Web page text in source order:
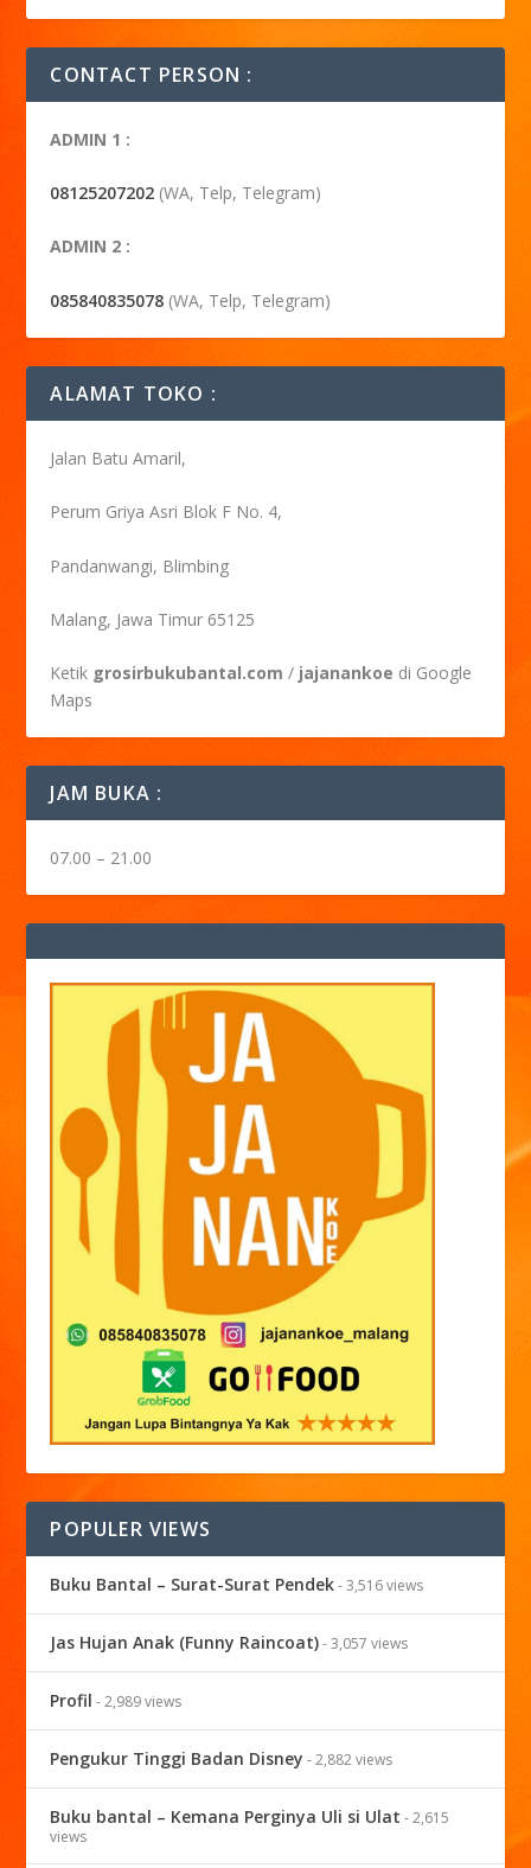
CONTACT PERSON :
ADMIN 1 :
08125207202 (WA, Telp, Telegram)
ADMIN 2 :
085840835078 (WA, Telp, Telegram)
ALAMAT TOKO :
Jalan Batu Amaril,
Perum Griya Asri Blok F No. 4,
Pandanwangi, Blimbing
Malang, Jawa Timur 65125
Ketik grosirbukubantal.com / jajanankoe di Google
Maps
JAM BUKA :
07.00 – 21.00
POPULER VIEWS
Buku Bantal – Surat-Surat Pendek- 3,516 views
Jas Hujan Anak (Funny Raincoat)- 3,057 views
Profil - 2,989 views
Pengukur Tinggi Badan Disney - 2,882 views
Buku bantal – Kemana Perginya Uli si Ulat - 2,615
views